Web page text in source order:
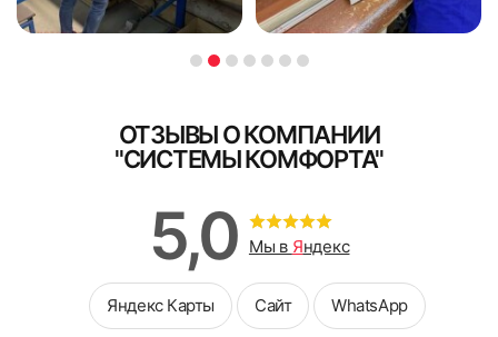
чтобы не повредить стеклопакет
персональных данных
персональных данных
Поле обязательно для заполнения
ОТЗЫВЫ О КОМПАНИИ
"СИСТЕМЫ КОМФОРТА"
5,0 Мы в Яндекс
Яндекс Карты Сайт WhatsApp